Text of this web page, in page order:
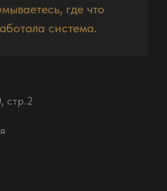
где что
система.
стр.2